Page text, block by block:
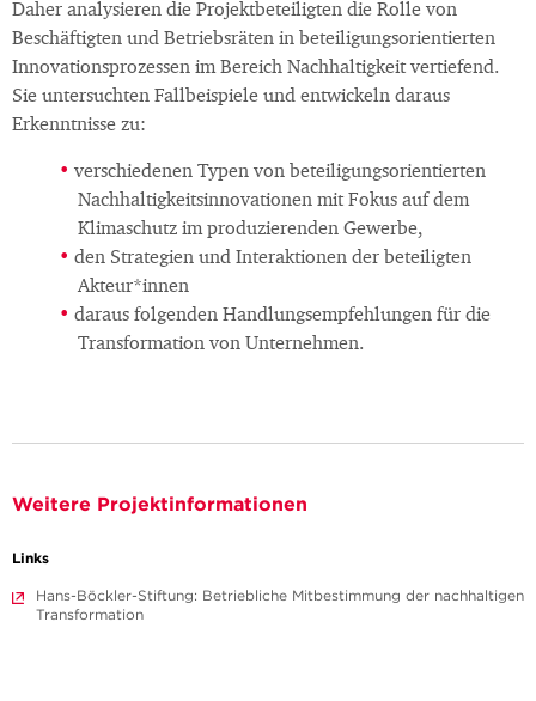
Daher analysieren die Projektbeteiligten die Rolle von
Beschäftigten und Betriebsräten in beteiligungsorientierten
Innovationsprozessen im Bereich Nachhaltigkeit vertiefend.
Sie untersuchten Fallbeispiele und entwickeln daraus
Erkenntnisse zu:
verschiedenen Typen von beteiligungsorientierten
Nachhaltigkeitsinnovationen mit Fokus auf dem
Klimaschutz im produzierenden Gewerbe,
den Strategien und Interaktionen der beteiligten
Akteur*innen
daraus folgenden Handlungsempfehlungen für die
Transformation von Unternehmen.
Weitere Projektinformationen
Links
Hans-Böckler-Stiftung: Betriebliche Mitbestimmung der nachhaltigen
Transformation